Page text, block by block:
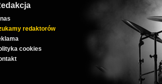
redaktorów
cookies